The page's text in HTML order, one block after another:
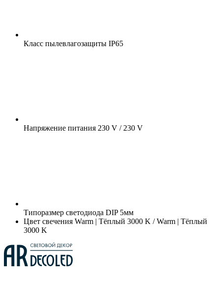
Класс пылевлагозащиты IP65
Напряжение питания 230 V / 230 V
Типоразмер светодиода DIP 5мм
Цвет свечения Warm | Тёплый 3000 K / Warm | Тёплый
3000 K